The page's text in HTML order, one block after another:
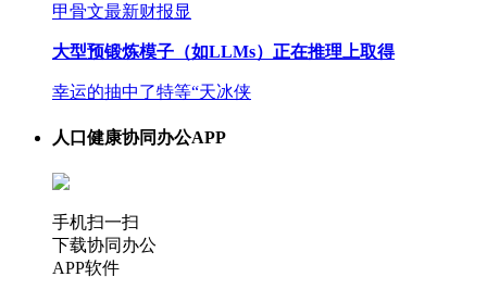
甲骨文最新财报显
大型预锻炼模子（如LLMs）正在推理上取得
幸运的抽中了特等“天冰侠
人口健康协同办公APP
手机扫一扫
下载协同办公
APP软件